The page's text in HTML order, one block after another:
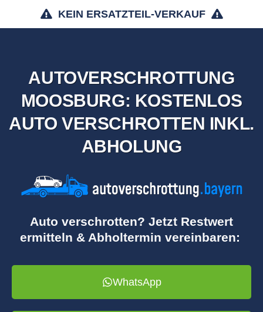
KEIN ERSATZTEIL-VERKAUF
AUTOVERSCHROTTUNG
MOOSBURG: KOSTENLOS
AUTO VERSCHROTTEN INKL.
ABHOLUNG
Auto verschrotten? Jetzt Restwert
ermitteln & Abholtermin vereinbaren:
WhatsApp